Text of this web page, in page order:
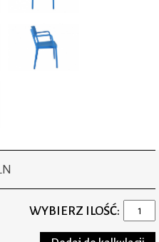
WYBIERZ ILOŚĆ: